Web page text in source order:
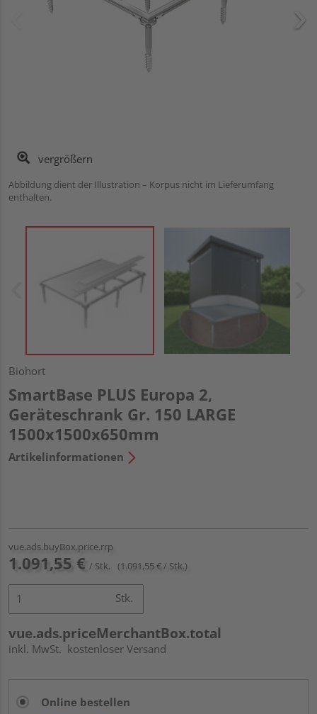
vergrößern
Abbildung dient der Illustration – Korpus nicht im Lieferumfang
enthalten.
Biohort
SmartBase PLUS Europa 2,
Geräteschrank Gr. 150 LARGE
1500x1500x650mm
Artikelinformationen
vue.ads.buyBox.price.rrp
1.091,55 € / Stk. (1.091,55 € / Stk.)
Stk.
vue.ads.priceMerchantBox.total
inkl. MwSt. kostenloser Versand
Online bestellen